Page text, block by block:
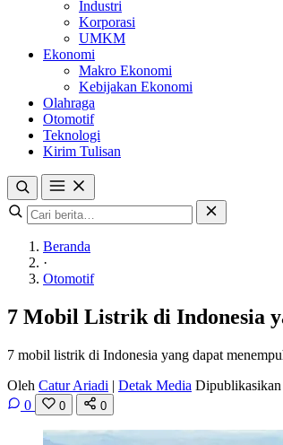
Industri
Korporasi
UMKM
Ekonomi
Makro Ekonomi
Kebijakan Ekonomi
Olahraga
Otomotif
Teknologi
Kirim Tulisan
Beranda
·
Otomotif
7 Mobil Listrik di Indonesia
7 mobil listrik di Indonesia yang dapat
Oleh Catur Ariadi | Detak Media
0
0 0